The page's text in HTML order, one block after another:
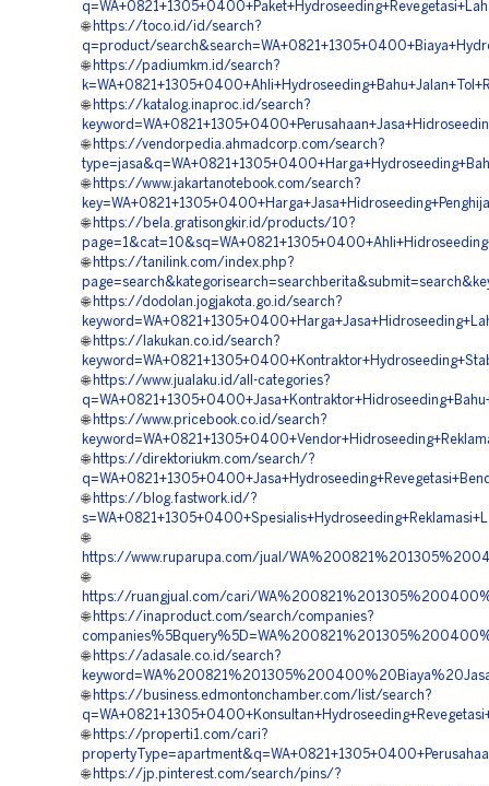
🌐 https://toco.id/id/search?
q=product/
🌐 https://padiumkm.id/search?
🌐 https://katalog.inaproc.id/search?
🌐 https://vendorpedia.ahmadcorp.com/search?
🌐 https://www.jakartanotebook.com/search?
🌐 https://bela.gratisongkir.id/products/10?
🌐 https://tanilink.com/index.php?
🌐 https://dodolan.jogjakota.go.id/search?
🌐 https://lakukan.co.id/search?
🌐 https://www.jualaku.id/all-categories?
🌐 https://www.pricebook.co.id/search?
🌐 https://direktoriukm.com/search/?
🌐 https://blog.fastwork.id/?
🌐
https://www.ruparupa.com/jual/
🌐
https://ruangjual.com/cari/
🌐 https://inaproduct.com/search/companies?
🌐 https://adasale.co.id/search?
🌐 https://business.edmontonchamber.com/list/search?
🌐 https://properti1.com/cari?
🌐 https://jp.pinterest.com/search/pins/?